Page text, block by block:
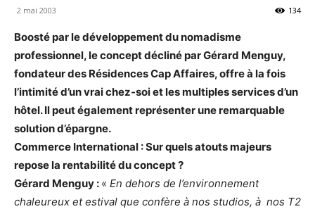
2 mai 2003 134
Boosté par le développement du nomadisme
professionnel, le concept décliné par Gérard Menguy,
fondateur des Résidences Cap Affaires, offre à la fois
l’intimité d’un vrai chez-soi et les multiples services d’un
hôtel. Il peut également représenter une remarquable
solution d’épargne.
Commerce International : Sur quels atouts majeurs
repose la rentabilité du concept ?
Gérard Menguy : « En dehors de l’environnement
chaleureux et estival que confère à nos studios, à nos T2